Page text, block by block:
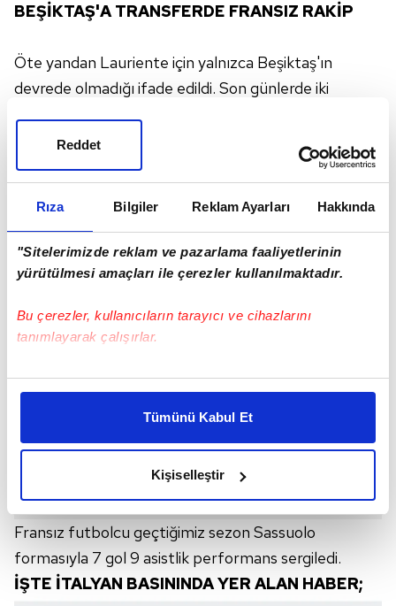
Rıza Bilgiler Reklam Ayarları Hakkında
"Sitelerimizde reklam ve pazarlama faaliyetlerinin
yürütülmesi amaçları ile çerezler kullanılmaktadır.
Bu çerezler, kullanıcıların tarayıcı ve cihazlarını
tanımlayarak çalışırlar.
Bu çerezlere izin vermeniz halinde sizlere özel
daha iyi reklam deneyimi yaşatabiliriz. Bunu yaparken
amacımızın size daha iyi bir reklam deneyimi sunmak
elimizden gelen çabayı gösterdiğimizi ve bu noktada,
kalemimiz olduğunu sizlere hatırlatmak isteriz.
Her halükârda, kullanıcılar, bu çerezlere izin vermedikleri
takdirde, kullanıcılara hedefli reklamlar
Tümünü Kabul Et
Kişiselleştir
Reddet
BEŞİKTAŞ'A TRANSFERDE FRANSIZ RAKİP
Öte yandan Lauriente için yalnızca Beşiktaş'ın
devrede olmadığı ifade edildi. Son günlerde iki
ettiği öğrenilirken, bu ekiplerden birinin
olduğu öne sürüldü. Fransız temsilcisinin transfer için
yollarını ayırabileceği belirtiliyor.
Fransız futbolcu geçtiğimiz sezon Sassuolo
formasıyla 7 gol 9 asistlik performans sergiledi.
İŞTE İTALYAN BASININDA YER ALAN HABER;